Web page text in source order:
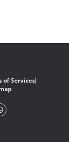
of Services